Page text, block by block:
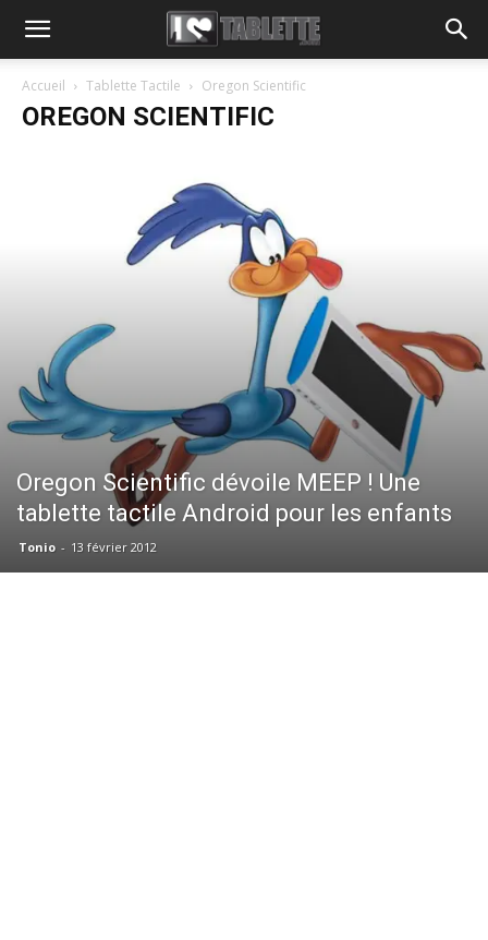
Accueil Tablette Tactile Oregon Scientific
OREGON SCIENTIFIC
Oregon Scientific dévoile MEEP ! Une
tablette tactile Android pour les enfants
Tonio - 13 février 2012